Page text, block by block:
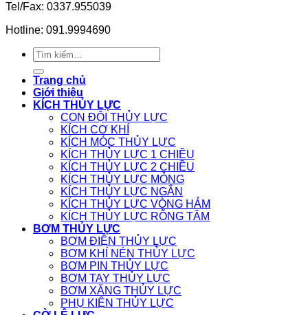
Tel/Fax: 0337.955039
Hotline: 091.9994690
Tìm
kiếm:
Trang chủ
Giới thiệu
KÍCH THỦY LỰC
CON ĐỘI THỦY LỰC
KÍCH CƠ KHÍ
KÍCH MÓC THỦY LỰC
KÍCH THỦY LỰC 1 CHIỀU
KÍCH THỦY LỰC 2 CHIỀU
KÍCH THỦY LỰC MỎNG
KÍCH THỦY LỰC NGẮN
KÍCH THỦY LỰC VÒNG HẢM
KÍCH THỦY LỰC RỖNG TÂM
BƠM THỦY LỰC
BƠM ĐIỆN THỦY LỰC
BƠM KHÍ NÉN THỦY LỰC
BƠM PIN THỦY LỰC
BƠM TAY THỦY LỰC
BƠM XĂNG THỦY LỰC
PHỤ KIỆN THỦY LỰC